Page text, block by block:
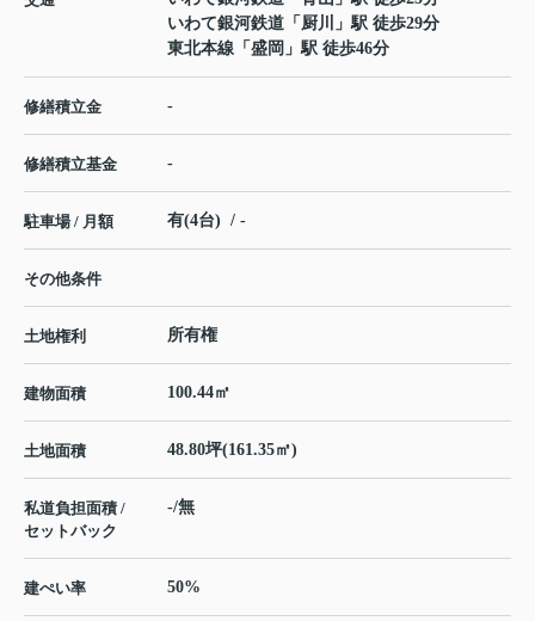
いわて銀河鉄道 「 厨川
」駅 徒歩29分
東北本線 「 盛岡 」駅 徒歩46分
修繕積立金 -
修繕積立基金 -
駐車場 / 月額 有(4台) / -
その他条件
土地権利 所有権
建物面積 100.44㎡
土地面積 48.80坪(161.35㎡)
私道負担面積 /
セットバック
-/無
建ぺい率 50%